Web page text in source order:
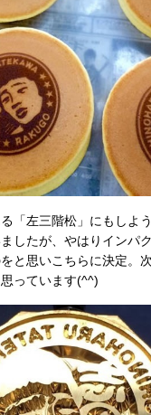
「左三階松」にもしよ
したが、やはりインパ
と思いこちらに決定。
っています(^^)